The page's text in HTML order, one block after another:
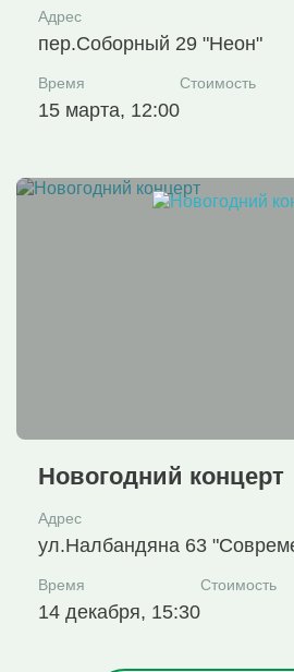
Адрес
пер.Соборный 29 "Неон"
Время
15 марта, 12:00
Стоимость
Новогодний концерт
Адрес
ул.Налбандяна 63
Время
14 декабря, 15:30
Стоимость